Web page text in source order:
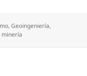
,Geoingeniería,
minería